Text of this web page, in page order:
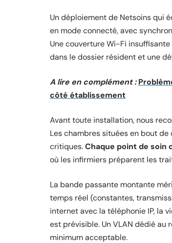
Un déploiement de Netsoins qui
en mode connecté, avec
Une couverture Wi-Fi
dans le dossier résident et une
A lire en complément :
côté établissement
Avant toute installation, nous
Les chambres situées en bout
critiques.Chaque point de soin
où les infirmiers préparent les
La bande passante montante
temps réel (constantes,
internet avec la téléphonie IP, la
est prévisible. Un VLAN dédié
minimum acceptable.